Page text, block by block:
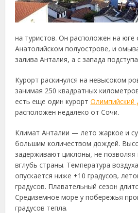
на туристов. Он расположен на юге
Анатолийском полуострове, и
залива Анталия, а с запада
Курорт раскинулся на невысоком
занимая 250 квадратных
есть еще один курортОлимпийский
расположен недалеко от Сочи.
Климат Анталии — лето жаркое и
большим количеством дождей.
задерживают циклоны, не позволяя
вглубь страны. Температура
опускается ниже +10 градусов,
градусов. Плавательный сезон
Средиземное море у побережья
градусов тепла.